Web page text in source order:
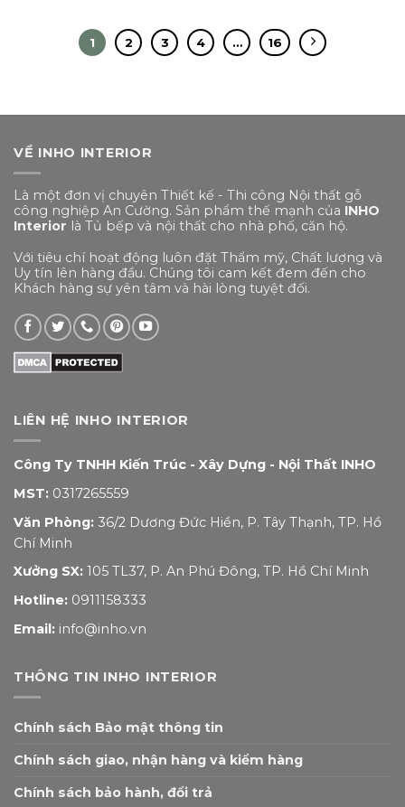
1 2 3 4 … 16
VỀ INHO INTERIOR
Là một đơn vị chuyên Thiết kế - Thi công Nội thất gỗ
công nghiệp An Cường. Sản phẩm thế mạnh của INHO
Interior là Tủ bếp và nội thất cho nhà phố, căn hộ.
Với tiêu chí hoạt động luôn đặt Thẩm mỹ, Chất lượng và
Uy tín lên hàng đầu. Chúng tôi cam kết đem đến cho
Khách hàng sự yên tâm và hài lòng tuyệt đối.
LIÊN HỆ INHO INTERIOR
Công Ty TNHH Kiến Trúc - Xây Dựng - Nội Thất INHO
MST: 0317265559
Văn Phòng: 36/2 Dương Đức Hiền, P. Tây Thạnh, TP. Hồ
Chí Minh
Xưởng SX: 105 TL37, P. An Phú Đông, TP. Hồ Chí Minh
Hotline: 0911158333
Email: info@inho.vn
THÔNG TIN INHO INTERIOR
Chính sách Bảo mật thông tin
Chính sách giao, nhận hàng và kiểm hàng
Chính sách bảo hành, đổi trả